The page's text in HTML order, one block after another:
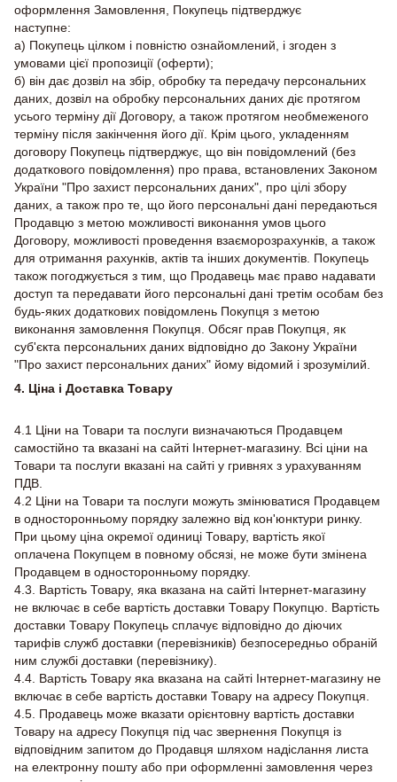
оформлення Замовлення, Покупець підтверджує
наступне:
а) Покупець цілком і повністю ознайомлений, і згоден з
умовами цієї пропозиції (оферти);
б) він дає дозвіл на збір, обробку та передачу персональних
даних, дозвіл на обробку персональних даних діє протягом
усього терміну дії Договору, а також протягом необмеженого
терміну після закінчення його дії. Крім цього, укладенням
договору Покупець підтверджує, що він повідомлений (без
додаткового повідомлення) про права, встановлених Законом
України "Про захист персональних даних", про цілі збору
даних, а також про те, що його персональні дані передаються
Продавцю з метою можливості виконання умов цього
Договору, можливості проведення взаєморозрахунків, а також
для отримання рахунків, актів та інших документів. Покупець
також погоджується з тим, що Продавець має право надавати
доступ та передавати його персональні дані третім особам без
будь-яких додаткових повідомлень Покупця з метою
виконання замовлення Покупця. Обсяг прав Покупця, як
суб'єкта персональних даних відповідно до Закону України
"Про захист персональних даних" йому відомий і зрозумілий.
4. Ціна і Доставка Товару
4.1 Ціни на Товари та послуги визначаються Продавцем
самостійно та вказані на сайті Інтернет-магазину. Всі ціни на
Товари та послуги вказані на сайті у гривнях з урахуванням
ПДВ.
4.2 Ціни на Товари та послуги можуть змінюватися Продавцем
в односторонньому порядку залежно від кон'юнктури ринку.
При цьому ціна окремої одиниці Товару, вартість якої
оплачена Покупцем в повному обсязі, не може бути змінена
Продавцем в односторонньому порядку.
4.3. Вартість Товару, яка вказана на сайті Інтернет-магазину
не включає в себе вартість доставки Товару Покупцю. Вартість
доставки Товару Покупець сплачує відповідно до діючих
тарифів служб доставки (перевізників) безпосередньо обраній
ним службі доставки (перевізнику).
4.4. Вартість Товару яка вказана на сайті Інтернет-магазину не
включає в себе вартість доставки Товару на адресу Покупця.
4.5. Продавець може вказати орієнтовну вартість доставки
Товару на адресу Покупця під час звернення Покупця із
відповідним запитом до Продавця шляхом надіслання листа
на електронну пошту або при оформленні замовлення через